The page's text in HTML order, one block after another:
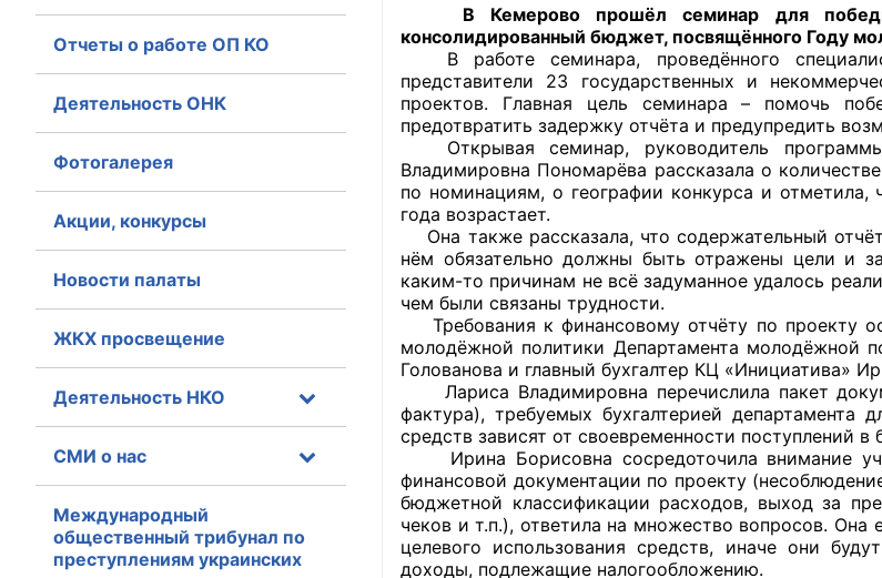
+7 (3842) 58-82-40 OPKO42@BK.RU
Главная
Общественные советы
Общественные советы при территориальных органах
исполнительной власти
Общественные советы по проведению независимой
оказания услуг
О Палате
Структура Палаты
Комиссии
Экспертный совет ОП КО
В Кемерово прошёл семинар для
консолидированный бюджет, посвящённого Году
В работе семинара, проведённого
представители 23 государственных и
проектов. Главная цель семинара – помочь
предотвратить задержку отчёта и предупредить
Открывая семинар, руководитель
Владимировна Пономарёва рассказала о
по номинациям, о географии конкурса и отметила,
года возрастает.
Она также рассказала, что содержательный
нём обязательно должны быть отражены цели и
каким-то причинам не всё задуманное удалось
чем были связаны трудности.
Требования к финансовому отчёту по проекту
молодёжной политики Департамента молодёжной
Голованова и главный бухгалтер КЦ «Инициатива»
Лариса Владимировна перечислила пакет
фактура), требуемых бухгалтерией
средств зависят от своевременности поступлений
Ирина Борисовна сосредоточила внимание
финансовой документации по проекту
бюджетной классификации расходов, выход за
чеков и т.п.), ответила на множество вопросов.
целевого использования средств, иначе они
доходы, подлежащие налогообложению.
Отчеты о работе ОП КО
Деятельность ОНК
Фотогалерея
Акции, конкурсы
Новости палаты
ЖКХ просвещение
Деятельность НКО
СМИ о нас
Международный
общественный трибунал по
преступлениям украинских